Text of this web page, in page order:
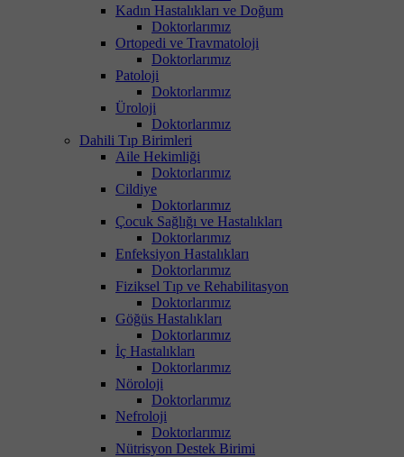
Kadın Hastalıkları ve Doğum
Doktorlarımız
Ortopedi ve Travmatoloji
Doktorlarımız
Patoloji
Doktorlarımız
Üroloji
Doktorlarımız
Dahili Tıp Birimleri
Aile Hekimliği
Doktorlarımız
Cildiye
Doktorlarımız
Çocuk Sağlığı ve Hastalıkları
Doktorlarımız
Enfeksiyon Hastalıkları
Doktorlarımız
Fiziksel Tıp ve Rehabilitasyon
Doktorlarımız
Göğüs Hastalıkları
Doktorlarımız
İç Hastalıkları
Doktorlarımız
Nöroloji
Doktorlarımız
Nefroloji
Doktorlarımız
Nütrisyon Destek Birimi